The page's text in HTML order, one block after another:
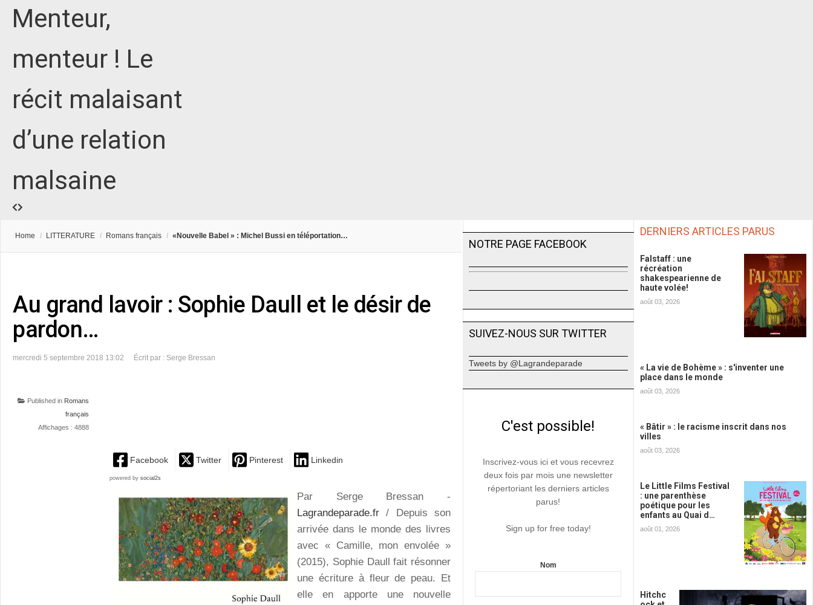
Menteur,
menteur ! Le
récit malaisant
d’une relation
malsaine
Home / LITTERATURE / Romans français / «Nouvelle Babel » : Michel Bussi en téléportation…
Au grand lavoir : Sophie Daull et le désir de
pardon…
mercredi 5 septembre 2018 13:02 Écrit par : Serge Bressan
Published in Romans
français
Affichages : 4888
Facebook Twitter Pinterest Linkedin
powered by social2s
Par Serge Bressan -
Lagrandeparade.fr / Depuis son
arrivée dans le monde des livres
avec « Camille, mon envolée »
(2015), Sophie Daull fait résonner
une écriture à fleur de peau. Et
elle en apporte une nouvelle
NOTRE PAGE FACEBOOK
SUIVEZ-NOUS SUR TWITTER
Tweets by @Lagrandeparade
C'est possible!
Inscrivez-vous ici et vous recevrez
deux fois par mois une newsletter
répertoriant les derniers articles
parus!
Sign up for free today!
Nom
DERNIERS ARTICLES PARUS
Falstaff : une
récréation
shakespearienne de
haute volée!
août 03, 2026
« La vie de Bohème » : s'inventer une
place dans le monde
août 03, 2026
« Bâtir » : le racisme inscrit dans nos
villes
août 03, 2026
Le Little Films Festival
: une parenthèse
poétique pour les
enfants au Quai d…
août 01, 2026
Hitchc